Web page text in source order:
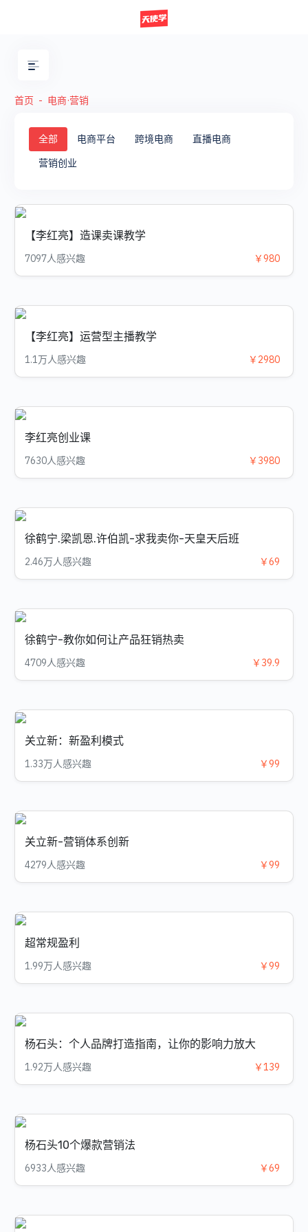
首页 电商·营销
全部 电商平台 跨境电商
直播电商
营销创业
【李红亮】造课卖课教学
7097人感兴趣 ￥980
【李红亮】运营型主播教学
1.1万人感兴趣 ￥2980
李红亮创业课
7630人感兴趣 ￥3980
徐鹤宁.梁凯恩.许伯凯-求我卖你-天皇天后班
2.46万人感兴趣 ￥69
徐鹤宁-教你如何让产品狂销热卖
4709人感兴趣 ￥39.9
关立新：新盈利模式
1.33万人感兴趣 ￥99
关立新-营销体系创新
4279人感兴趣 ￥99
超常规盈利
1.99万人感兴趣 ￥99
杨石头：个人品牌打造指南，让你的影响力放大
1.92万人感兴趣 ￥139
杨石头10个爆款营销法
6933人感兴趣 ￥69